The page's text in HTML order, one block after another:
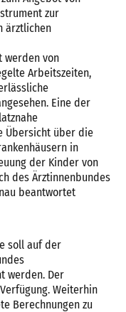
zur
ärztlichen
werden von
Arbeitszeiten,
Eine der
Übersicht über die
in
der Kinder von
des Ärztinnenbundes
beantwortet
soll auf der
werden. Der
Weiterhin
Berechnungen zu